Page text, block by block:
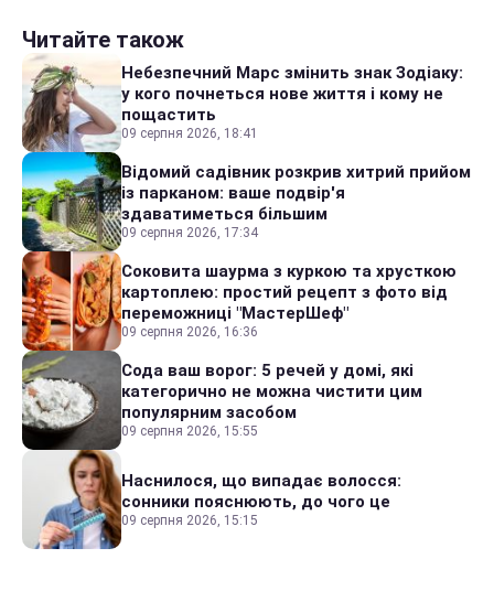
Читайте також
Небезпечний Марс змінить знак Зодіаку:
у кого почнеться нове життя і кому не
пощастить
09 серпня 2026, 18:41
Відомий садівник розкрив хитрий прийом
із парканом: ваше подвір'я
здаватиметься більшим
09 серпня 2026, 17:34
Соковита шаурма з куркою та хрусткою
картоплею: простий рецепт з фото від
переможниці "МастерШеф"
09 серпня 2026, 16:36
Сода ваш ворог: 5 речей у домі, які
категорично не можна чистити цим
популярним засобом
09 серпня 2026, 15:55
Наснилося, що випадає волосся:
сонники пояснюють, до чого це
09 серпня 2026, 15:15